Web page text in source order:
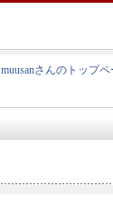
muusanさんのトップペ